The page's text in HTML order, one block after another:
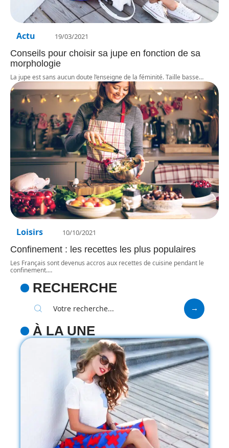
Actu 19/03/2021
Conseils pour choisir sa jupe en fonction de sa
morphologie
La jupe est sans aucun doute l’enseigne de la féminité. Taille basse…
Loisirs 10/10/2021
Confinement : les recettes les plus populaires
Les Français sont devenus accros aux recettes de cuisine pendant le
confinement.…
RECHERCHE
À LA UNE